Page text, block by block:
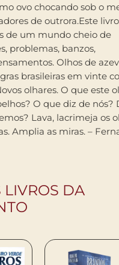
ovo chocando sob o
de outrora.Este livro
de um mundo cheio de
problemas, banzos,
Olhos de
brasileiras em vinte
olhares. O que este
O que diz de nós?
Lava, lacrimeja os
Amplia as miras. –
LIVROS DA